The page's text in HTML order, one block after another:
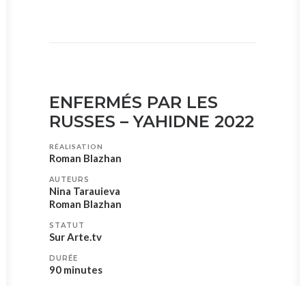
ENFERMÉS PAR LES
RUSSES – YAHIDNE 2022
RÉALISATION
Roman Blazhan
AUTEURS
Nina Tarauieva
Roman Blazhan
STATUT
Sur Arte.tv
DURÉE
90 minutes